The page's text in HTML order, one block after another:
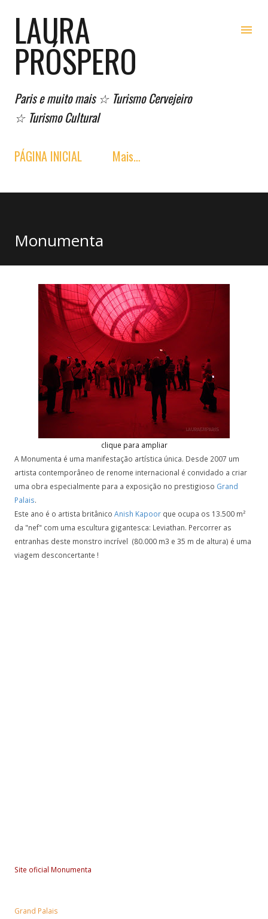
LAURA
PRÓSPERO
Paris e muito mais ☆ Turismo Cervejeiro
☆ Turismo Cultural
PÁGINA INICIAL Mais…
Monumenta
clique para ampliar
A Monumenta é uma manifestação artística única. Desde 2007 um
artista contemporâneo de renome internacional é convidado a criar
uma obra especialmente para a exposição no prestigioso Grand
Palais.
Este ano é o artista britânico Anish Kapoor que ocupa os 13.500 m²
da "nef" com uma escultura gigantesca: Leviathan. Percorrer as
entranhas deste monstro incrível (80.000 m3 e 35 m de altura) é uma
viagem desconcertante !
Site oficial Monumenta
Grand Palais